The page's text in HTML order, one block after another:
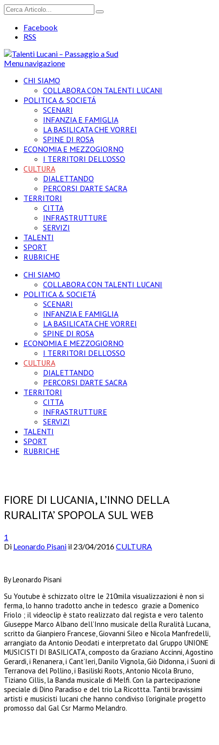
Facebook
RSS
Menu navigazione
CHI SIAMO
COLLABORA CON TALENTI LUCANI
POLITICA & SOCIETÁ
SCENARI
INFANZIA E FAMIGLIA
LA BASILICATA CHE VORREI
SPINE DI ROSA
ECONOMIA E MEZZOGIORNO
I TERRITORI DELL’OSSO
CULTURA
DIALETTANDO
PERCORSI D’ARTE SACRA
TERRITORI
CITTA
INFRASTRUTTURE
SERVIZI
TALENTI
SPORT
RUBRICHE
CHI SIAMO
COLLABORA CON TALENTI LUCANI
POLITICA & SOCIETÁ
SCENARI
INFANZIA E FAMIGLIA
LA BASILICATA CHE VORREI
SPINE DI ROSA
ECONOMIA E MEZZOGIORNO
I TERRITORI DELL’OSSO
CULTURA
DIALETTANDO
PERCORSI D’ARTE SACRA
TERRITORI
CITTA
INFRASTRUTTURE
SERVIZI
TALENTI
SPORT
RUBRICHE
FIORE DI LUCANIA, L’INNO DELLA
RURALITA’ SPOPOLA SUL WEB
1
Di Leonardo Pisani il 23/04/2016CULTURA
By Leonardo Pisani
Su Youtube è schizzato oltre le 210mila visualizzazioni è non si
ferma, lo hanno tradotto anche in tedesco grazie a Domenico
Friolo ; il videoclip è stato realizzato dal regista e vero talento
Giuseppe Marco Albano dell’Inno musicale della Ruralità Lucana,
scritto da Gianpiero Francese, Giovanni Sileo e Nicola Manfredelli,
arrangiato da Antonio Deodati e interpretato dal Gruppo UNIONE
MUSICISTI DI BASILICATA, composto da Graziano Accinni, Agostino
Gerardi, i Renanera, i Cant’Ieri, Danilo Vignola, Giò Didonna, i Suoni di
Terranova del Pollino, i Basiliski Roots, Antonio Nicola Bruno,
Tiziano Cillis, la Banda musicale di Melfi. Con la partecipazione
speciale di Dino Paradiso e del trio La Ricottta. Tantii bravissimi
artisti e musicisti lucani che hanno condiviso l’originale progetto
promosso dal Gal Csr Marmo Melandro.